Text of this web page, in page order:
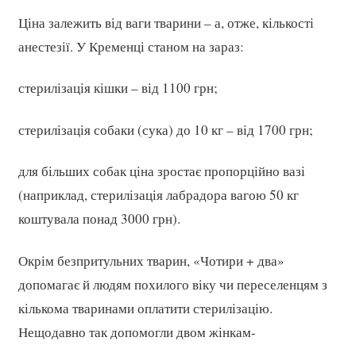
Ціна залежить від ваги тварини – а, отже, кількості
анестезії. У Кременці станом на зараз:
стерилізація кішки – від 1100 грн;
стерилізація собаки (сука) до 10 кг – від 1700 грн;
для більших собак ціна зростає пропорційно вазі
(наприклад, стерилізація лабрадора вагою 50 кг
коштувала понад 3000 грн).
Окрім безпритульних тварин, «Чотири + два»
допомагає й людям похилого віку чи переселенцям з
кількома тваринами оплатити стерилізацію.
Нещодавно так допомогли двом жінкам-